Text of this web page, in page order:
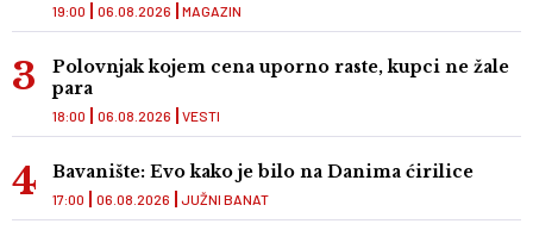
MAGAZIN
19:00 06.08.2026
Polovnjak kojem cena uporno raste, kupci ne žale
para
VESTI
18:00 06.08.2026
Bavanište: Evo kako je bilo na Danima ćirilice
JUŽNI BANAT
17:00 06.08.2026